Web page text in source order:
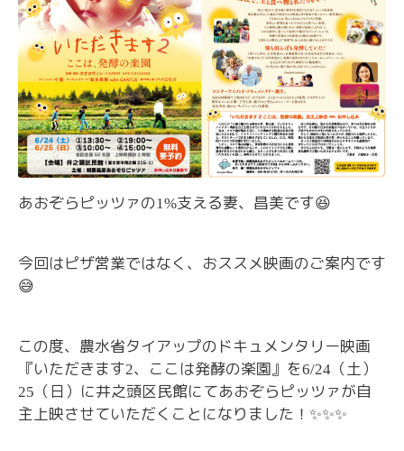
あおぞらピッツァの1%支える妻、昌美です😆
今回はピザ営業ではなく、おススメ映画のご案内です
😅
この度、農水省タイアップのドキュメンタリー映画
『いただきます2、ここは発酵の楽園』を6/24 （土）
25 （日）に井之頭区民館にてあおぞらピッツァが自
主上映させていただくことになりました！ ✨✨✨